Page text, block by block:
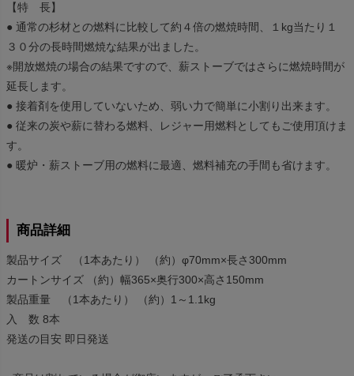
【特 長】
● 通常の杉材との燃料に比較して約４倍の燃焼時間、１kg当たり１
３０分の長時間燃焼な結果が出ました。
※開放燃焼の場合の結果ですので、薪ストーブではさらに燃焼時間が
延長します。
● 接着剤を使用していないため、弱い力で簡単に小割り出来ます。
● 従来の炭や薪に替わる燃料、レジャー用燃料としてもご使用頂けま
す。
● 暖炉・薪ストーブ用の燃料に最適、燃料補充の手間も省けます。
商品詳細
製品サイズ （1本あたり） （約）φ70mm×長さ300mm
カートンサイズ （約）幅365×奥行300×高さ150mm
製品重量 （1本あたり） （約）1～1.1kg
入 数 8本
発送の目安 即日発送